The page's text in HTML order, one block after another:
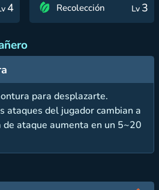
4 Recolección Lv 3
para desplazarte.
ataques del jugador cambian a
de ataque aumenta en un 5~20